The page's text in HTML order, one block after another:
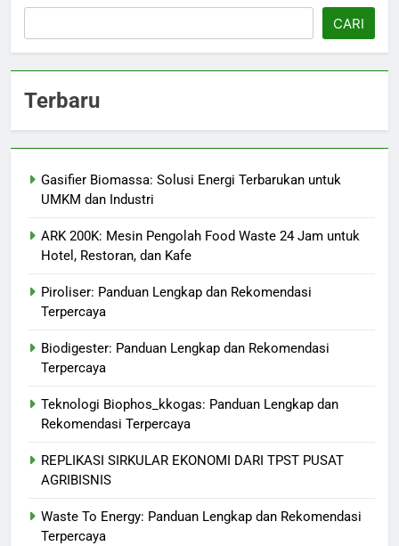
CARI
Terbaru
Gasifier Biomassa: Solusi Energi Terbarukan untuk
UMKM dan Industri
ARK 200K: Mesin Pengolah Food Waste 24 Jam untuk
Hotel, Restoran, dan Kafe
Piroliser: Panduan Lengkap dan Rekomendasi
Terpercaya
Biodigester: Panduan Lengkap dan Rekomendasi
Terpercaya
Teknologi Biophos_kkogas: Panduan Lengkap dan
Rekomendasi Terpercaya
REPLIKASI SIRKULAR EKONOMI DARI TPST PUSAT
AGRIBISNIS
Waste To Energy: Panduan Lengkap dan Rekomendasi
Terpercaya